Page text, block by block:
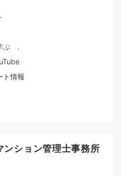
ぶ .
ト情報
ンション管理士事務所